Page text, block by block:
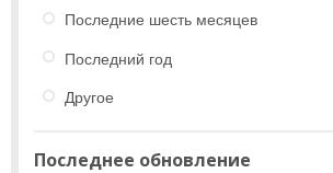
Последние шесть месяцев
Последний год
Другое
Последнее обновление